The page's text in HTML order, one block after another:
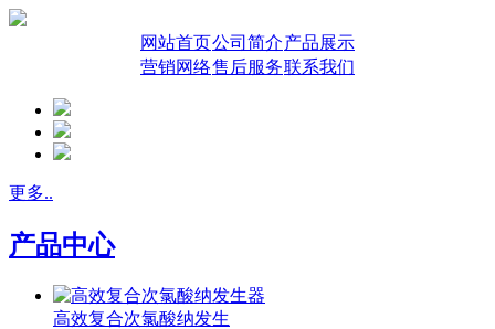
网站首页公司简介产品展示
营销网络售后服务联系我们
更多..
产品中心
高效复合次氯酸纳发生